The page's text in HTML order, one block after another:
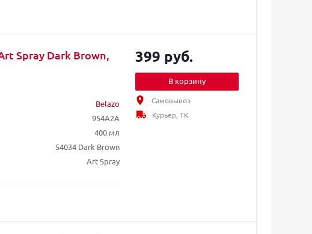
Spray Dark Brown,
Belazo
954A2A
400 мл
54034 Dark Brown
Art Spray
399 руб.
В корзину
Самовывоз
Курьер, ТК